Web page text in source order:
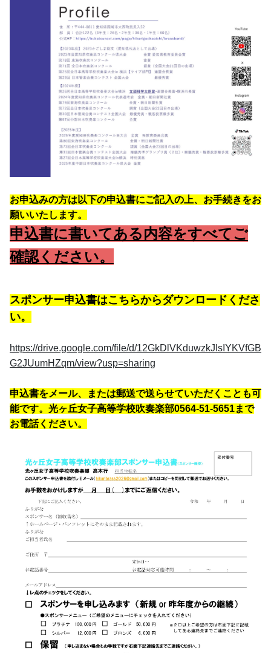
お申込みの方は以下の申込書にご記入の上、お手続きをお
願いいたします。
申込書に書いてある内容をすべてご
確認ください。
スポンサー申込書はこちらからダウンロードくださ
い。
https://drive.google.com/file/d/12GkDlVKduwzkJIsIYKVfGB
G2JUumHZqm/view?usp=sharing
申込書をメール、または郵送で送らせていただくことも可
能です。光ヶ丘女子高等学校吹奏楽部0564-51-5651まで
お電話ください。